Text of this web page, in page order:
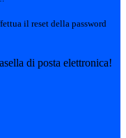
il reset della password
di posta elettronica!